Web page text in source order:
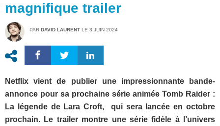
magnifique trailer
PAR DAVID LAURENT LE 3 JUIN 2024
Netflix vient de publier une impressionnante bande-
annonce pour sa prochaine série animée Tomb Raider :
La légende de Lara Croft,
qui sera lancée en octobre
prochain. Le trailer montre une série fidèle à l’univers